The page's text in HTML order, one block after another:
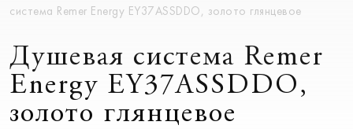
система Remer Energy EY37ASSDDO, золото глянцевое
Душевая система Remer
Energy EY37ASSDDO,
золото глянцевое